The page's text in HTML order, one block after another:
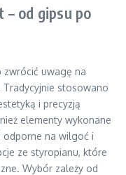
od gipsu po
zwrócić uwagę na
Tradycyjnie stosowano
i precyzją
elementy wykonane
odporne na wilgoć i
ze styropianu, które
Wybór zależy od